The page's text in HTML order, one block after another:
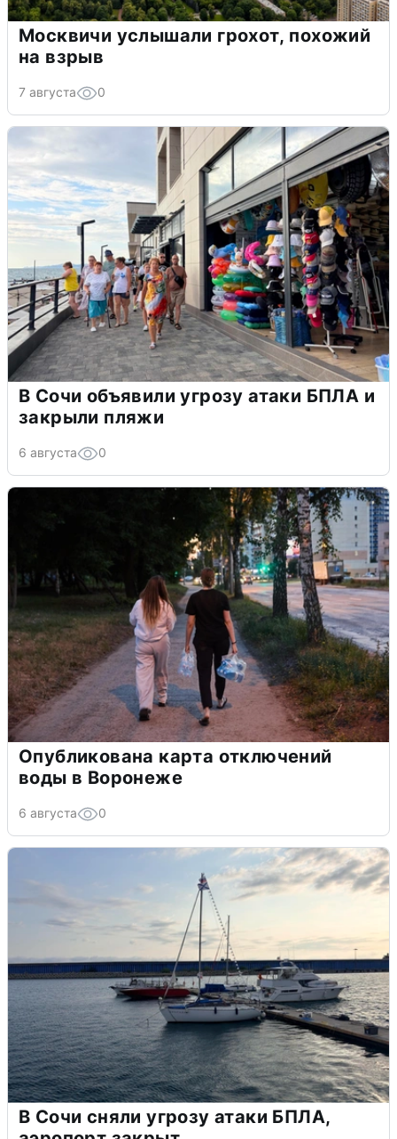
Москвичи услышали грохот, похожий
на взрыв
7 августа 0
В Сочи объявили угрозу атаки БПЛА и
закрыли пляжи
6 августа 0
Опубликована карта отключений
воды в Воронеже
6 августа 0
В Сочи сняли угрозу атаки БПЛА,